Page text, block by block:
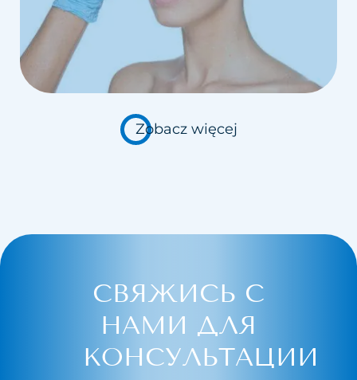
Zobacz więcej
СВЯЖИСЬ С
НАМИ ДЛЯ
КОНСУЛЬТАЦИИ